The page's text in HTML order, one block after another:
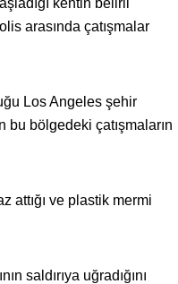
kentin belirli
arasında çatışmalar
Los Angeles şehir
bölgedeki çatışmaların
attığı ve plastik mermi
saldırıya uğradığını